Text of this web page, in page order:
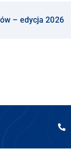
– edycja 2026